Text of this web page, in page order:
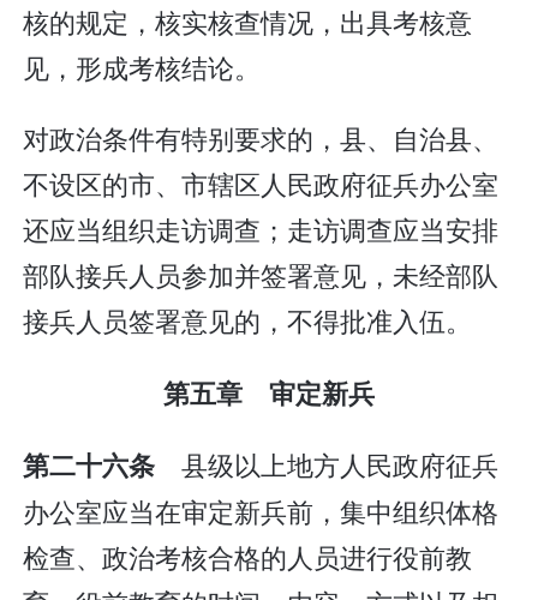
核的规定，核实核查情况，出具考核意
见，形成考核结论。
对政治条件有特别要求的，县、自治县、
不设区的市、市辖区人民政府征兵办公室
还应当组织走访调查；走访调查应当安排
部队接兵人员参加并签署意见，未经部队
接兵人员签署意见的，不得批准入伍。
第五章 审定新兵
第二十六条 县级以上地方人民政府征兵
办公室应当在审定新兵前，集中组织体格
检查、政治考核合格的人员进行役前教